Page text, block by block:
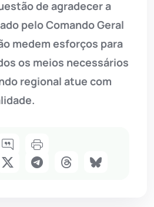
de agradecer a
pelo Comando Geral
medem esforços para
os meios necessários
regional atue com